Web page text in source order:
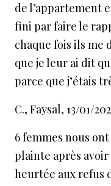
de l’appartement
fini par faire le
chaque fois ils me
que je leur ai dit
parce que j’étais
C., Faysal, 13/01/
6 femmes nous
plainte après avoir
heurtée aux refus